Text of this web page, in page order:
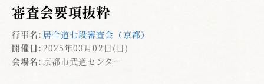
審査会要項抜粋
行事名: 居合道七段審査会（京都）
開催日: 2025年03月02日(日)
会場名: 京都市武道センター